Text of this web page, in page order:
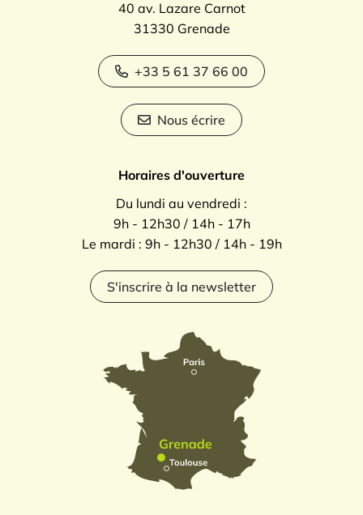
40 av. Lazare Carnot
31330 Grenade
+33 5 61 37 66 00
Nous écrire
Horaires d'ouverture
Du lundi au vendredi :
9h - 12h30 / 14h - 17h
Le mardi : 9h - 12h30 / 14h - 19h
S'inscrire à la newsletter